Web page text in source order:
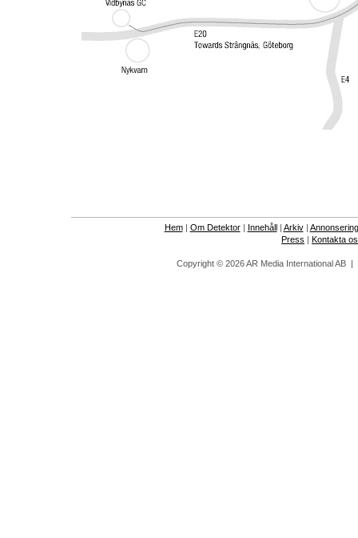
Hem| Om Detektor| Innehåll| Arkiv| Annonsering
Press | Kontakta
Copyright © 2026 AR Media International AB